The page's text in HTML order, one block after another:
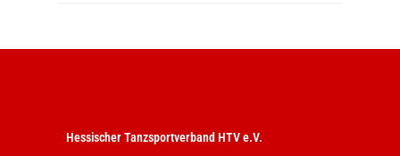
Hessischer Tanzsportverband HTV e.V.